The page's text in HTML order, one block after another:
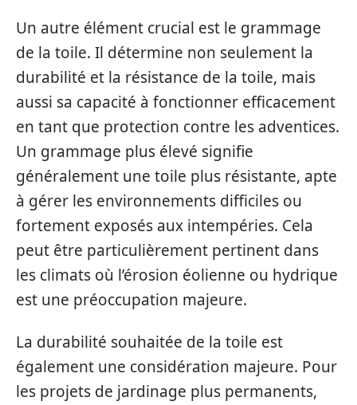
Un autre élément crucial est le grammage
de la toile. Il détermine non seulement la
durabilité et la résistance de la toile, mais
aussi sa capacité à fonctionner efficacement
en tant que protection contre les adventices.
Un grammage plus élevé signifie
généralement une toile plus résistante, apte
à gérer les environnements difficiles ou
fortement exposés aux intempéries. Cela
peut être particulièrement pertinent dans
les climats où l’érosion éolienne ou hydrique
est une préoccupation majeure.
La durabilité souhaitée de la toile est
également une considération majeure. Pour
les projets de jardinage plus permanents,